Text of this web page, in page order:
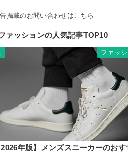
掲載のお問い合わせはこちら
ァッションの人気記事TOP10
ファッ
年版】メンズスニーカーのおす